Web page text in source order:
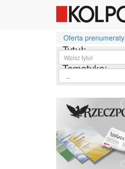
Oferta prenumeraty
Tytuł:
Tematyka: